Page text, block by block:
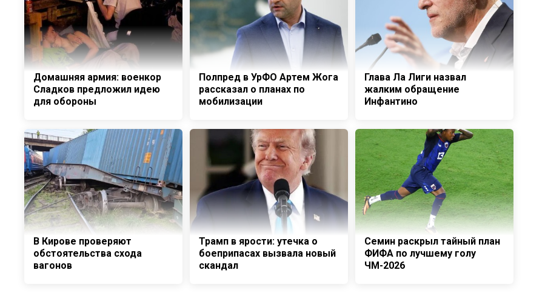
Домашняя армия: военкор
Сладков предложил идею
для обороны
Полпред в УрФО Артем Жога
рассказал о планах по
мобилизации
Глава Ла Лиги назвал
жалким обращение
Инфантино
В Кирове проверяют
обстоятельства схода
вагонов
Трамп в ярости: утечка о
боеприпасах вызвала новый
скандал
Семин раскрыл тайный план
ФИФА по лучшему голу
ЧМ-2026